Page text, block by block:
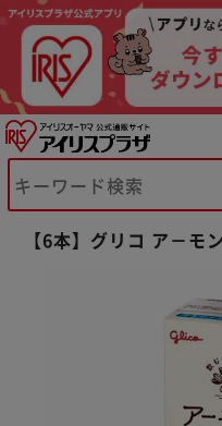
【6本】グリコ ア－
※ご確認ください
カートに入れる